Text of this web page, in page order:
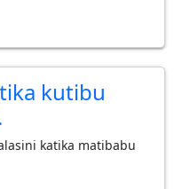
kutibu
katika matibabu